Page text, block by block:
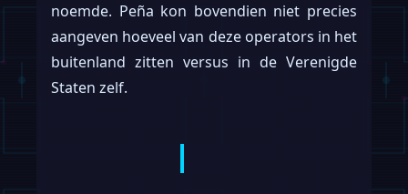
noemde. Peña kon bovendien niet precies
aangeven hoeveel van deze operators in het
buitenland zitten versus in de Verenigde
Staten zelf.